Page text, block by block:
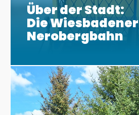
Über der Stadt:
Die Wiesbadener
Nerobergbahn